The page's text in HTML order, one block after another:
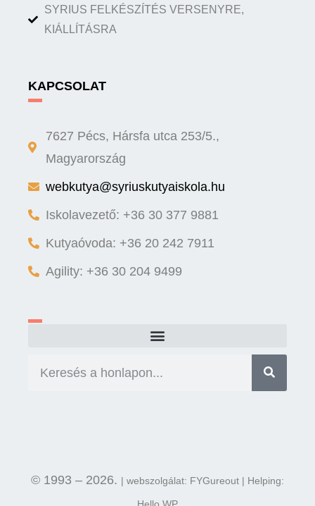
SYRIUS FELKÉSZÍTÉS VERSENYRE,
KIÁLLÍTÁSRA
KAPCSOLAT
7627 Pécs, Hársfa utca 253/5.,
Magyarország
webkutya@syriuskutyaiskola.hu
Iskolavezető: +36 30 377 9881
Kutyaóvoda: +36 20 242 7911
Agility: +36 30 204 9499
© 1993 – 2026. | webszolgálat: FYGureout | Helping:
Hello WP